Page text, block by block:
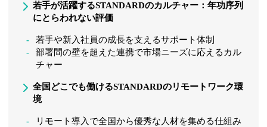
若手が活躍するSTANDARDのカルチャー：年功序列
にとらわれない評価
若手や新入社員の成長を支えるサポート体制
部署間の壁を超えた連携で市場ニーズに応えるカル
チャー
全国どこでも働けるSTANDARDのリモートワーク環
境
リモート導入で全国から優秀な人材を集める仕組み